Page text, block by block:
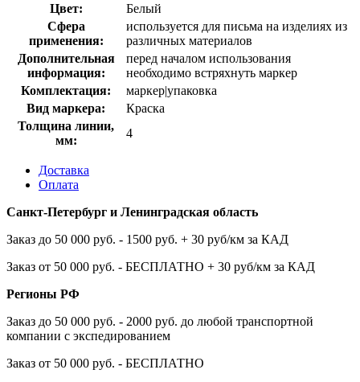
Цвет:
Белый
Сфера
применения:
используется для письма на изделиях из
различных материалов
Дополнительная
информация:
перед началом использования
необходимо встряхнуть маркер
Комплектация:
маркер|упаковка
Вид маркера:
Краска
Толщина линии,
мм:
4
Доставка
Оплата
Санкт-Петербург и Ленинградская область
Заказ до 50 000 руб. - 1500 руб. + 30 руб/км за КАД
Заказ от 50 000 руб. - БЕСПЛАТНО + 30 руб/км за КАД
Регионы РФ
Заказ до 50 000 руб. - 2000 руб. до любой транспортной
компании с экспедированием
Заказ от 50 000 руб. - БЕСПЛАТНО